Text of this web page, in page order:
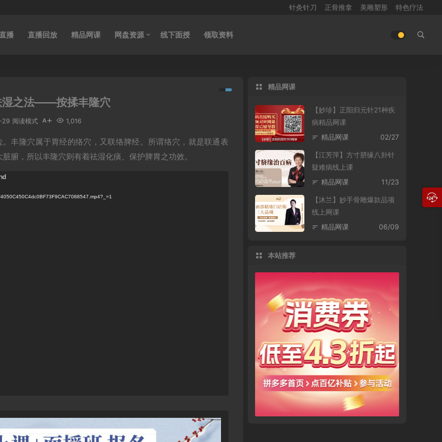
针灸针刀 正骨推拿 美雕塑形 特色疗法
播 直播回放 精品网课 网盘资源 线下面授 领取资料
湿之法——按揉丰隆穴
29 1,016
阅读模式
丰隆穴属于胃经的络穴，又联络脾经。所谓络穴，就是联通表
腑，所以丰隆穴则有着祛湿化痰、保护脾胃之功效。
精品网课
【妙珍】正阳归元针21种疾
病精品网课
02/27
精品网课
【江芳萍】方寸脐缘八卦针
疑难病线上课
11/23
精品网课
【沐兰】妙手骨雕爆款品项
线上网课
06/09
精品网课
本站推荐